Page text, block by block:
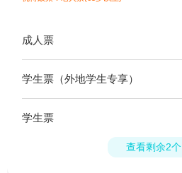
成人票
学生票（外地学生专享）
学生票
查看剩余2个